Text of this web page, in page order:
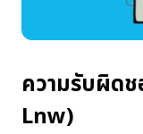
ความรับผิดช
Lnw)